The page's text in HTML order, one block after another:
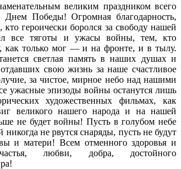
великим праздником всего
Победы! Огромная благодарность,
кто героически боролся за свободу нашей
все тяготы и ужасы войны, тем, кто
как только мог — и на фронте, и в тылу.
светлая память в наших душах и
свою жизнь за наше счастливое
за чистое, мирное небо над нашими
ужасные эпизоды войны останутся лишь
художественных фильмах, как
великого нашего народа и на нашей
не будет войны! Пусть в голубом небе
не рвутся снаряды, пусть не будут
и матери! Всем отменного здоровья и
любви, добра, достойного